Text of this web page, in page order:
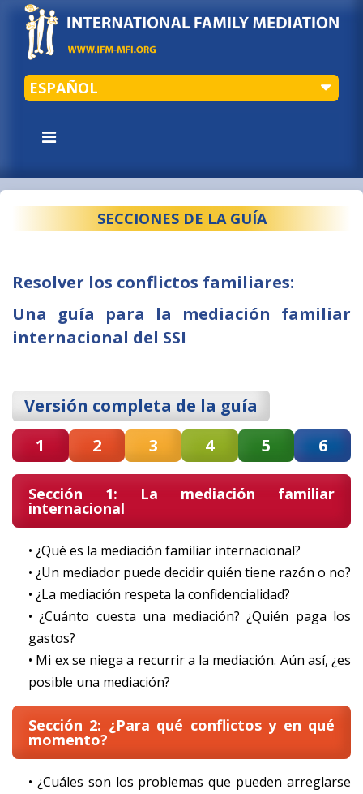
ESPAÑOL
SECCIONES DE LA GUÍA
Resolver los conflictos familiares:
Una guía para la mediación familiar
internacional del SSI
Versión completa de la guía
1
2 3 4 5 6
Sección 1: La mediación familiar
internacional
• ¿Qué es la mediación familiar internacional?
• ¿Un mediador puede decidir quién tiene razón o no?
• ¿La mediación respeta la confidencialidad?
• ¿Cuánto cuesta una mediación? ¿Quién paga los
gastos?
• Mi ex se niega a recurrir a la mediación. Aún así, ¿es
posible una mediación?
Sección 2: ¿Para qué conflictos y en qué
momento?
• ¿Cuáles son los problemas que pueden arreglarse